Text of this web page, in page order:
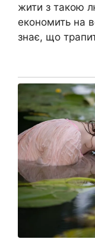
жити з такою
економить на
знає, що